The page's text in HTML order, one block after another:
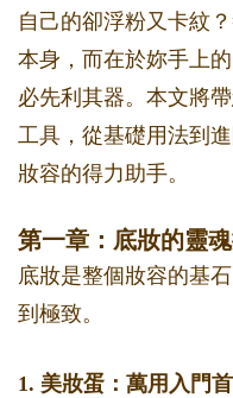
自己的卻浮粉又卡紋
本身，而在於妳手上
必先利其器。本文將
工具，從基礎用法到
妝容的得力助手。
第一章：底妝的靈
底妝是整個妝容的基
到極致。
1. 美妝蛋：萬用入門